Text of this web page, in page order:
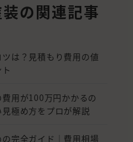
の関連記事
は？見積もり費用の値
費用が100万円かかるの
極め方をプロが解説
完全ガイド｜費用相場